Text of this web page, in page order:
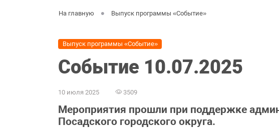
На главную Выпуск программы «Событие»
Выпуск программы «Событие»
Событие 10.07.2025
10 июля 2025 3509
Мероприятия прошли при поддержке
Посадского городского округа.